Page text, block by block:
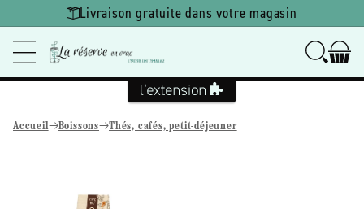
Ignorer et
passer au Livraison gratuite dans votre magasin
Accueil Boissons Thés, cafés, petit-déjeuner